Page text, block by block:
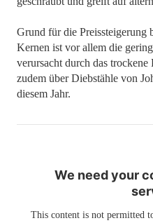
Grund für die Preissteigerung
Kernen ist vor allem die
verursacht durch das
zudem über Diebstähle von
diesem Jahr.
We need your
This content is not permitted